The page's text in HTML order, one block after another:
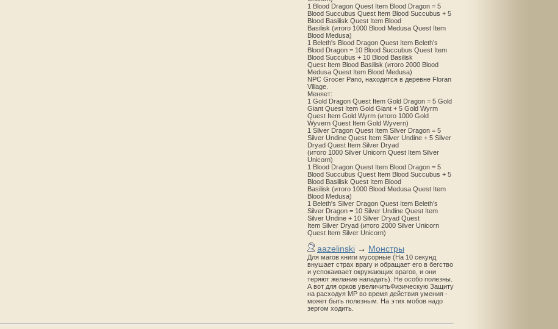
1 Blood Dragon Quest Item Blood Dragon = 5
Blood Succubus Quest Item Blood Succubus + 5
Blood Basilisk Quest Item Blood
Basilisk (итого 1000 Blood Medusa Quest Item
Blood Medusa)
1 Beleth's Blood Dragon Quest Item Beleth’s
Blood Dragon = 10 Blood Succubus Quest Item
Blood Succubus + 10 Blood Basilisk
Quest Item Blood Basilisk (итого 2000 Blood
Medusa Quest Item Blood Medusa)
NPC Grocer Pano, находится в деревне Floran
Village.
Меняет:
1 Gold Dragon Quest Item Gold Dragon = 5 Gold
Giant Quest Item Gold Giant + 5 Gold Wyrm
Quest Item Gold Wyrm (итого 1000 Gold
Wyvern Quest Item Gold Wyvern)
1 Silver Dragon Quest Item Silver Dragon = 5
Silver Undine Quest Item Silver Undine + 5 Silver
Dryad Quest Item Silver Dryad
(итого 1000 Silver Unicorn Quest Item Silver
Unicorn)
1 Blood Dragon Quest Item Blood Dragon = 5
Blood Succubus Quest Item Blood Succubus + 5
Blood Basilisk Quest Item Blood
Basilisk (итого 1000 Blood Medusa Quest Item
Blood Medusa)
1 Beleth's Silver Dragon Quest Item Beleth’s
Silver Dragon = 10 Silver Undine Quest Item
Silver Undine + 10 Silver Dryad Quest
Item Silver Dryad (итого 2000 Silver Unicorn
Quest Item Silver Unicorn)
aazelinski → Монстры
Для магов книги мусорные (На 10 секунд
внушает страх врагу и обращает его в бегство
и успокаивает окружающих врагов, и они
теряют желание нападать). Не особо полезны.
А вот для орков увеличитьФизическую Защиту
на расходуя MP во время действия умения -
может быть полезным. На этих мобов надо
зергом ходить.